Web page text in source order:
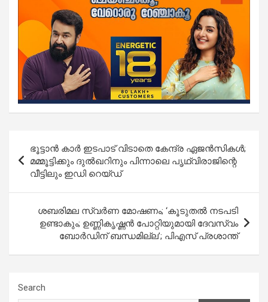
navigation
ഭൂട്ടാന്‍ കാര്‍ ഇടപാട് വിടാതെ കേന്ദ്ര ഏജന്‍സികള്‍;
മമ്മൂട്ടിക്കും ദുല്‍ഖറിനും പിന്നാലെ പൃഥ്വിരാജിന്റെ
വീട്ടിലും ഇഡി റെയ്ഡ്
ശബരിമല സ്വർണ മോഷണം; ‘കൂടുതൽ നടപടി
ഉണ്ടാകും; ഉണ്ണികൃഷ്ണൻ പോറ്റിയുമായി ദേവസ്വം
ബോർഡിന് ബന്ധമില്ല’; പിഎസ് പ്രശാന്ത്
Search